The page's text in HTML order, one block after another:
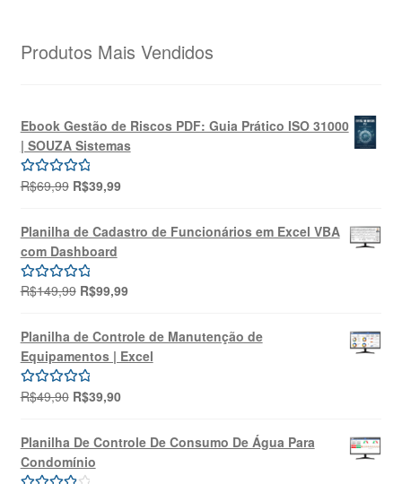
Produtos Mais Vendidos
Ebook Gestão de Riscos PDF: Guia Prático ISO 31000
| SOUZA Sistemas
Avaliação
R$69,99 O
original
era:
R$69,99.
R$39,99O
é:
Planilha de Cadastro de Funcionários em Excel VBA
com Dashboard
Avaliação
R$149,99 O
original
era:
R$149,99.
R$99,99O
atual
é:
R$99,99.
Planilha de Controle de Manutenção de
Equipamentos | Excel
Avaliação
R$49,90 O
original
era:
R$49,90.
R$39,90O
atual
é:
Planilha De Controle De Consumo De Água Para
Condomínio